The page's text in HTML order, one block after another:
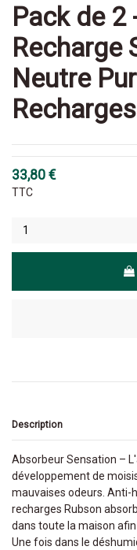
Pack de 2
Recharge
Neutre
Recharges
33,80 €
TTC
Description
Absorbeur Sensation –
développement de
mauvaises odeurs. Anti-
recharges Rubson
dans toute la maison afin
Une fois dans le